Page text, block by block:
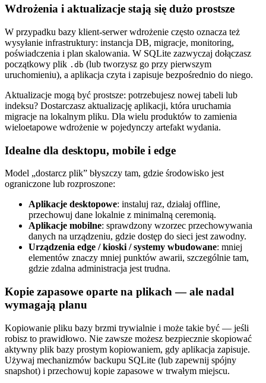
Wdrożenia i aktualizacje stają się dużo prostsze
W przypadku bazy klient‑serwer wdrożenie często oznacza też
wysyłanie infrastruktury: instancja DB, migracje, monitoring,
poświadczenia i plan skalowania. W SQLite zazwyczaj dołączasz
początkowy plik .db (lub tworzysz go przy pierwszym
uruchomieniu), a aplikacja czyta i zapisuje bezpośrednio do niego.
Aktualizacje mogą być prostsze: potrzebujesz nowej tabeli lub
indeksu? Dostarczasz aktualizację aplikacji, która uruchamia
migracje na lokalnym pliku. Dla wielu produktów to zamienia
wieloetapowe wdrożenie w pojedynczy artefakt wydania.
Idealne dla desktopu, mobile i edge
Model „dostarcz plik” błyszczy tam, gdzie środowisko jest
ograniczone lub rozproszone:
Aplikacje desktopowe: instaluj raz, działaj offline,
przechowuj dane lokalnie z minimalną ceremonią.
Aplikacje mobilne: sprawdzony wzorzec przechowywania
danych na urządzeniu, gdzie dostęp do sieci jest zawodny.
Urządzenia edge / kioski / systemy wbudowane: mniej
elementów znaczy mniej punktów awarii, szczególnie tam,
gdzie zdalna administracja jest trudna.
Kopie zapasowe oparte na plikach — ale nadal
wymagają planu
Kopiowanie pliku bazy brzmi trywialnie i może takie być — jeśli
robisz to prawidłowo. Nie zawsze możesz bezpiecznie skopiować
aktywny plik bazy prostym kopiowaniem, gdy aplikacja zapisuje.
Używaj mechanizmów backupu SQLite (lub zapewnij spójny
snapshot) i przechowuj kopie zapasowe w trwałym miejscu.